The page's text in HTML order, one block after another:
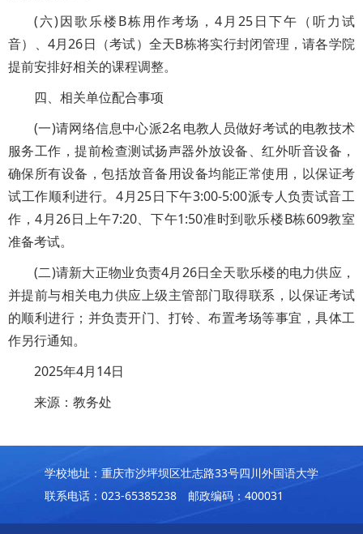
(六)因歌乐楼B栋用作考场，4月25日下午（听力试
音）、4月26日（考试）全天B栋将实行封闭管理，请各学院
提前安排好相关的课程调整。
四、相关单位配合事项
(一)请网络信息中心派2名电教人员做好考试的电教技术
服务工作，提前检查测试扬声器外放设备、红外听音设备，
确保所有设备，包括放音备用设备均能正常使用，以保证考
试工作顺利进行。4月25日下午3:00-5:00派专人负责试音工
作，4月26日上午7:20、下午1:50准时到歌乐楼B栋609教室
准备考试。
(二)请新大正物业负责4月26日全天歌乐楼的电力供应，
并提前与相关电力供应上级主管部门取得联系，以保证考试
的顺利进行；并负责开门、打铃、布置考场等事宜，具体工
作另行通知。
2025年4月14日
来源：教务处
学校地址：重庆市沙坪坝区壮志路33号四川外国语大学
联系电话：023-65385238 邮政编码：400031